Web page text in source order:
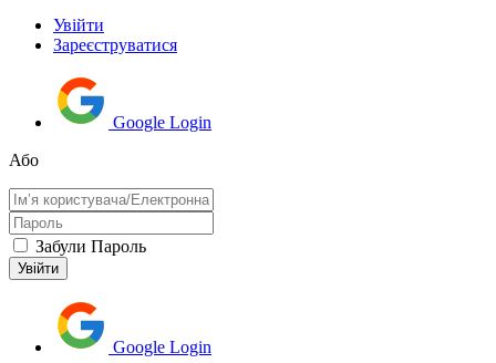
Увійти
Зареєструватися
Google Login
Або
Забули Пароль
Google Login